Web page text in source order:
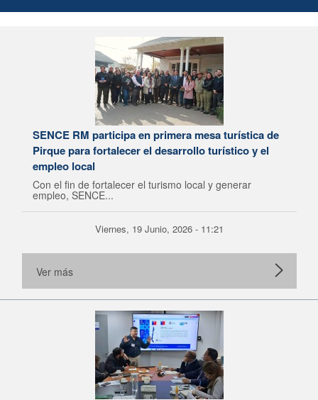
SENCE RM participa en primera mesa turística de
Pirque para fortalecer el desarrollo turístico y el
empleo local
Con el fin de fortalecer el turismo local y generar
empleo, SENCE...
Viernes, 19 Junio, 2026 - 11:21
Ver más